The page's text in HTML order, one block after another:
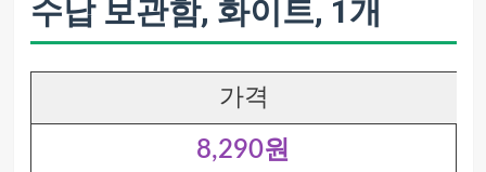
수납 보관함, 화이트, 1개
가격
8,290원